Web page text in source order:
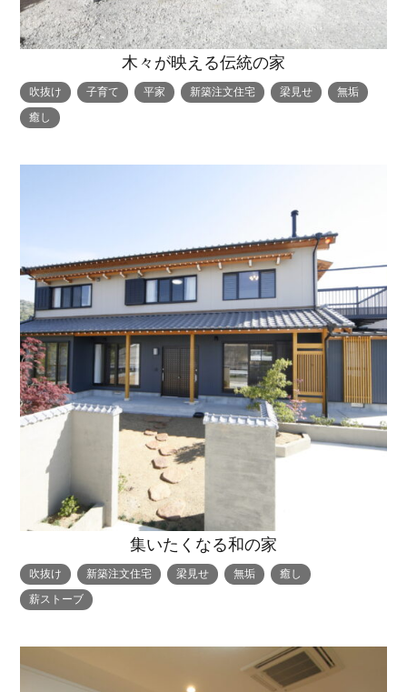
木々が映える伝統の家
吹抜け 子育て 平家 新築注文住宅 梁見せ
無垢
癒し
集いたくなる和の家
吹抜け 新築注文住宅 梁見せ 無垢
癒し
薪ストーブ